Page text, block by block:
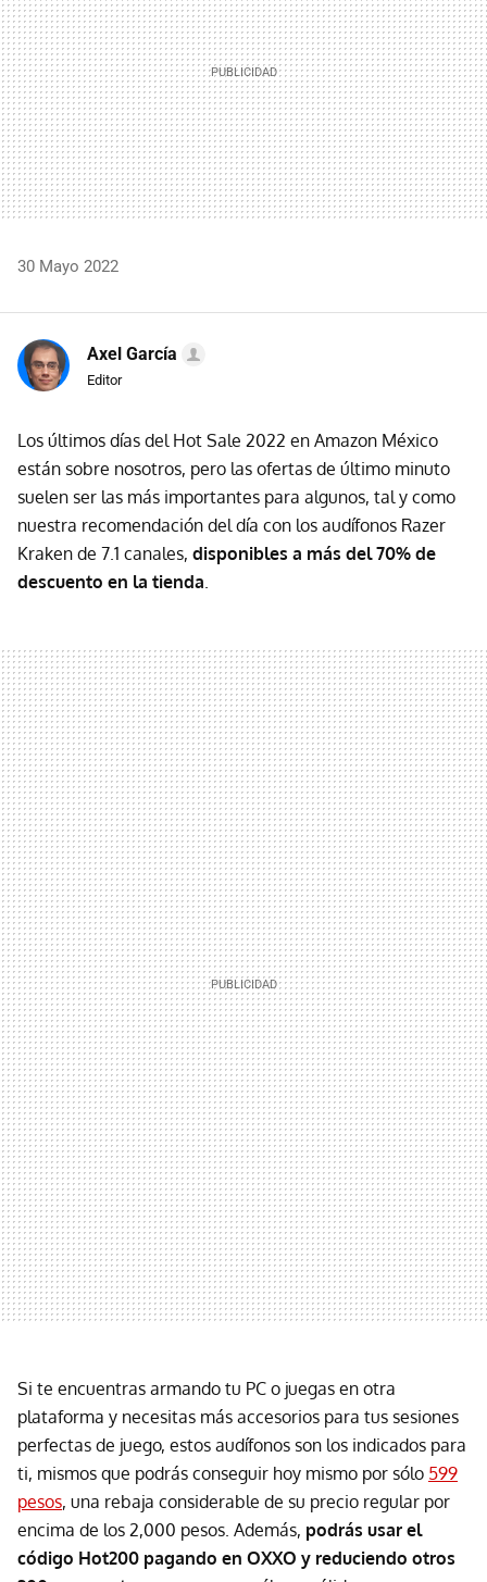
30 Mayo 2022
Axel García
Editor
Los últimos días del Hot Sale 2022 en Amazon México
están sobre nosotros, pero las ofertas de último minuto
suelen ser las más importantes para algunos, tal y como
nuestra recomendación del día con los audífonos Razer
Kraken de 7.1 canales, disponibles a más del 70% de
descuento en la tienda
Si te encuentras armando tu PC o juegas en otra
plataforma y necesitas más accesorios para tus sesiones
perfectas de juego, estos audífonos son los indicados para
ti, mismos que podrás conseguir hoy mismo por sólo 599
pesos, una rebaja considerable de su precio regular por
encima de los 2,000 pesos. Además, podrás usar el
código Hot200 pagando en OXXO y reduciendo otros